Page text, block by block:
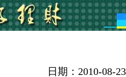
日期：2010-08-23